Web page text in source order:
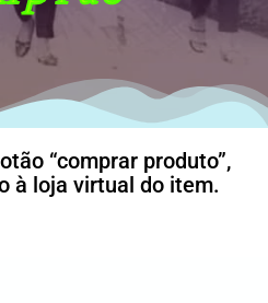
“comprar produto”,
à loja virtual do item.